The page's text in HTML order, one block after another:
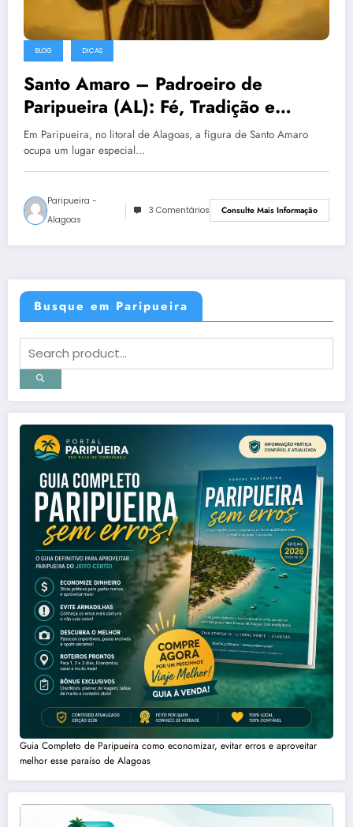
BLOG DICAS
Santo Amaro – Padroeiro de
Paripueira (AL): Fé, Tradição e
Identidade Cultural
Em Paripueira, no litoral de Alagoas, a figura de Santo Amaro
ocupa um lugar especial…
Paripueira -
Alagoas
3 Comentários Consulte Mais Informação
Busque em Paripueira
Guia Completo de Paripueira como economizar, evitar erros e aproveitar
melhor esse paraíso de Alagoas